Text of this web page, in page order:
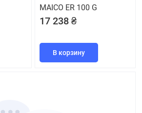
MAICO ER 100 G
17 238 ₴
В корзину